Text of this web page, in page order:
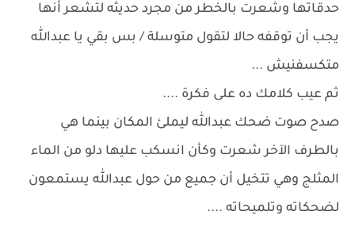
حدقاتها وشعرت بالخطر من مجرد حديثه لتشعر أنها
يجب أن توقفه حالا لتقول متوسلة / بس بقي يا عبدالله
متكسفنيش ...
ثم عيب كلامك ده على فكرة ....
صدح صوت ضحك عبدالله ليملئ المكان بينما هي
بالطرف الآخر شعرت وكأن انسكب عليها دلو من الماء
المثلج وهي تتخيل أن جميع من حول عبدالله يستمعون
لضحكاته وتلميحاته ....